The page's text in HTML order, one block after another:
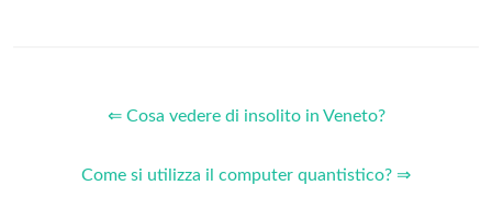
⇐ Cosa vedere di insolito in Veneto?
Come si utilizza il computer quantistico? ⇒